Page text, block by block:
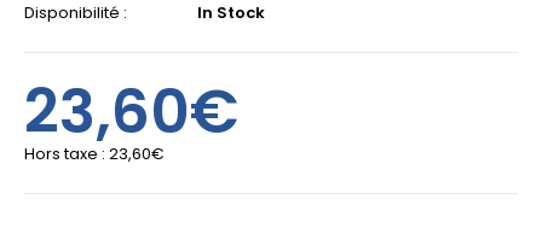
Disponibilité :
In Stock
23,60€
Hors taxe : 23,60€